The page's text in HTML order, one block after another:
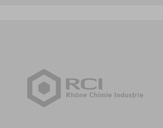
En savoir plus